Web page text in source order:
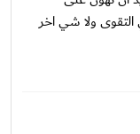
التقوى ولا شي اخر